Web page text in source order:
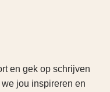
en gek op schrijven
jou inspireren en